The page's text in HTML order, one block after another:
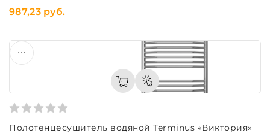
987,23 руб.
Полотенцесушитель водяной Terminus «Виктория»